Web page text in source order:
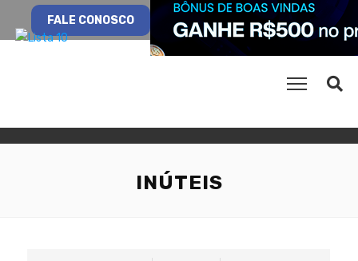
FALE CONOSCO
INÚTEIS